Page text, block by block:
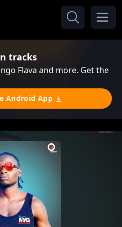
tracks
Flava and more. Get the
Android App